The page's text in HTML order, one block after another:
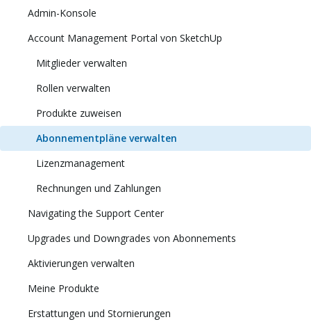
Admin-Konsole
Account Management Portal von SketchUp
Mitglieder verwalten
Rollen verwalten
Produkte zuweisen
Abonnementpläne verwalten
Lizenzmanagement
Rechnungen und Zahlungen
Navigating the Support Center
Upgrades und Downgrades von Abonnements
Aktivierungen verwalten
Meine Produkte
Erstattungen und Stornierungen